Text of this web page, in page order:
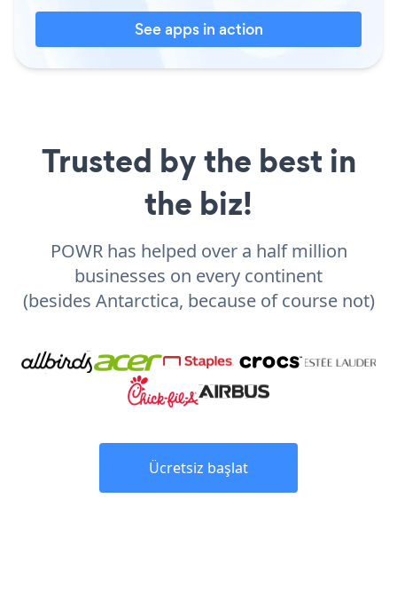
See apps in action
Trusted by the best in
the biz!
POWR has helped over a half million
businesses on every continent
(besides Antarctica, because of course not)
Ücretsiz başlat